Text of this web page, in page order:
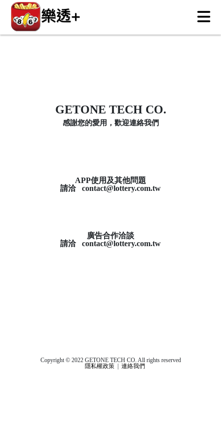
GETONE TECH CO.
感謝您的愛用，歡迎連絡我們
APP使用及其他問題
請洽 contact@lottery.com.tw
廣告合作洽談
請洽 contact@lottery.com.tw
Copyright © 2022 GETONE TECH CO. All rights reserved
隱私權政策
連絡我們